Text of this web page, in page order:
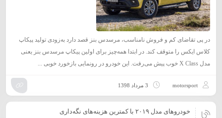
در پی تقاضای کم و فروش نامناسب، مرسدس بنز قصد دارد به‌زودی تولید پیکاپ
کلاس ایکس را متوقف کند. در ابتدا همه‌چیز برای اولین پیکاپ مرسدس بنز یعنی
مدل X Class خوب پیش می‌رفت. این خودرو در رونمایی بازخورد خوبی ...
motorsport 3 مرداد 1398
خودروهای مدل ۲۰۱۹ با کمترین هزینه‌های نگه‌داری